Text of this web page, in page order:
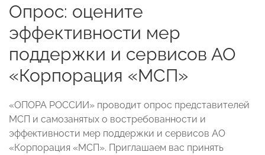
Опрос: оцените
эффективности мер
поддержки и сервисов АО
«Корпорация «МСП»
«ОПОРА РОССИИ» проводит опрос представителей
МСП и самозанятых о востребованности и
эффективности мер поддержки и сервисов АО
«Корпорация «МСП». Приглашаем вас принять